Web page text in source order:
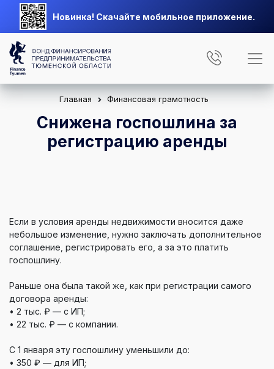
Новинка! Скачайте мобильное приложение.
Главная Финансовая грамотность
Снижена госпошлина за
регистрацию аренды
Если в условия аренды недвижимости вносится даже
небольшое изменение, нужно заключать дополнительное
соглашение, регистрировать его, а за это платить
госпошлину.
Раньше она была такой же, как при регистрации самого
договора аренды:
• 2 тыс. ₽ — с ИП;
• 22 тыс. ₽ — с компании.
С 1 января эту госпошлину уменьшили до:
• 350 ₽ — для ИП;